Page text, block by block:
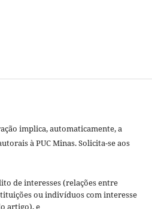
implica, automaticamente, a
à PUC Minas. Solicita-se aos
de interesses (relações entre
ou indivíduos com interesse
artigo), e